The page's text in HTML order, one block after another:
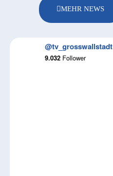
MEHR NEWS
@tv_grosswallstadt
9.032 Follower